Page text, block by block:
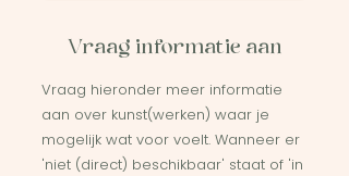
Vraag informatie aan
Vraag hieronder meer informatie
aan over kunst(werken) waar je
mogelijk wat voor voelt. Wanneer er
'niet (direct) beschikbaar' staat of 'in